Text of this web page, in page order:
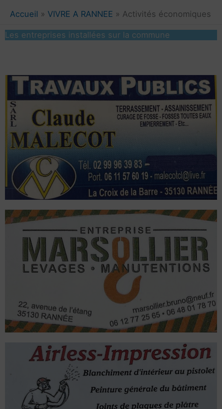
Accueil VIVRE A RANNEE Activités économiques
Les entreprises installées sur la commune